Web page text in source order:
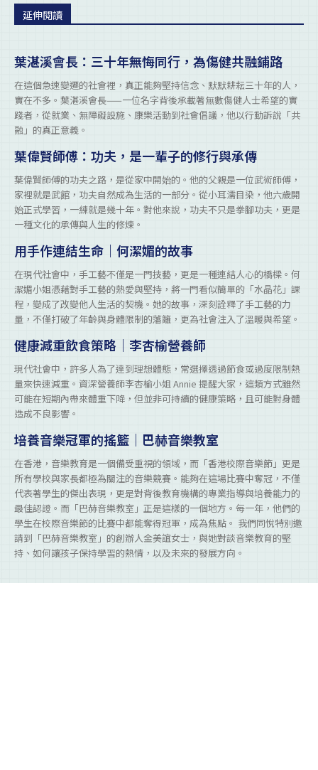
延伸閱讀
葉湛溪會長：三十年無悔同行，為傷健共融鋪路
在這個急速變遷的社會裡，真正能夠堅持信念、默默耕耘三十年的人，
實在不多。葉湛溪會長——一位名字背後承載著無數傷健人士希望的實
踐者，從就業、無障礙設施、康樂活動到社會倡議，他以行動訴說「共
融」的真正意義。
葉偉賢師傅：功夫，是一輩子的修行與承傳
葉偉賢師傅的功夫之路，是從家中開始的。他的父親是一位武術師傅，
家裡就是武館，功夫自然成為生活的一部分。從小耳濡目染，他六歲開
始正式學習，一練就是幾十年。對他來說，功夫不只是拳腳功夫，更是
一種文化的承傳與人生的修煉。
用手作連結生命｜何潔媚的故事
在現代社會中，手工藝不僅是一門技藝，更是一種連結人心的橋樑。何
潔媚小姐憑藉對手工藝的熱愛與堅持，將一門看似簡單的「水晶花」課
程，變成了改變他人生活的契機。她的故事，深刻詮釋了手工藝的力
量，不僅打破了年齡與身體限制的藩籬，更為社會注入了溫暖與希望。
健康減重飲食策略｜李杏榆營養師
現代社會中，許多人為了達到理想體態，常選擇透過節食或過度限制熱
量來快速減重。資深營養師李杏榆小姐 Annie 提醒大家，這類方式雖然
可能在短期內帶來體重下降，但並非可持續的健康策略，且可能對身體
造成不良影響。
培養音樂冠軍的搖籃｜巴赫音樂教室
在香港，音樂教育是一個備受重視的領域，而「香港校際音樂節」更是
所有學校與家長都極為關注的音樂競賽。能夠在這場比賽中奪冠，不僅
代表著學生的傑出表現，更是對背後教育機構的專業指導與培養能力的
最佳認證。而「巴赫音樂教室」正是這樣的一個地方。每一年，他們的
學生在校際音樂節的比賽中都能奪得冠軍，成為焦點。 我們同悅特別邀
請到「巴赫音樂教室」的創辦人金美誼女士，與她對談音樂教育的堅
持、如何讓孩子保持學習的熱情，以及未來的發展方向。